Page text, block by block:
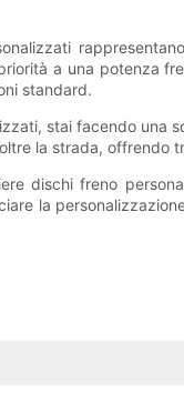
a una potenza
standard.
stai facendo una
la strada, offrendo
dischi freno
la